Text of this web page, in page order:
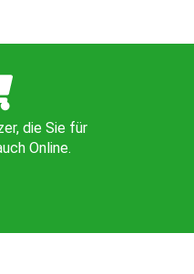
die Sie für
Online.